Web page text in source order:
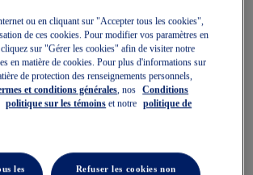
Quickview
Nouveau
ou en cliquant sur "Accepter tous les cookies",
de ces cookies. Pour modifier vos paramètres en
sur "Gérer les cookies" afin de visiter notre
en matière de cookies. Pour plus d'informations sur
de protection des renseignements personnels,
et conditions générales, nos
Conditions
politique sur les témoins et notre
politique de
Refuser les cookies non
les